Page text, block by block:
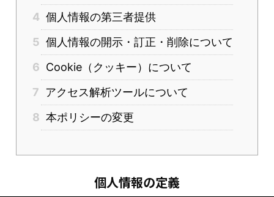
4 個人情報の第三者提供
5 個人情報の開示・訂正・削除について
6 Cookie（クッキー）について
7 アクセス解析ツールについて
8 本ポリシーの変更
個人情報の定義